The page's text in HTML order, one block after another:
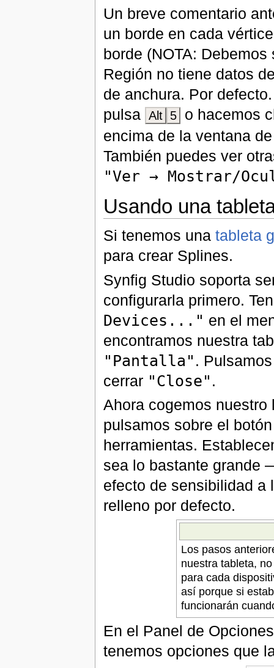
Un breve comentario
un borde en cada
borde (NOTA:
Región no tiene datos
de anchura. Por
pulsa Alt 5
o hacemos
encima de la ventana
También puedes ver
"Ver → Mostrar/
Usando una
Si tenemos una tableta
para crear Splines.
Synfig Studio soporta
configurarla primero.
Devices..." en el
encontramos nuestra
"Pantalla" .
cerrar "Close" .
Ahora cogemos
pulsamos sobre el
herramientas.
sea lo bastante grande
efecto de sensibilidad a
relleno por defecto.
Los pasos
nuestra tableta,
para cada
así porque si
funcionarán
En el Panel de
tenemos opciones que